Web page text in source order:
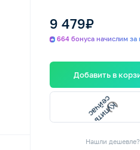
9 479₽
664 бонуса начислим за
Добавить в
Купить
сейчас
Нашли дешевле?